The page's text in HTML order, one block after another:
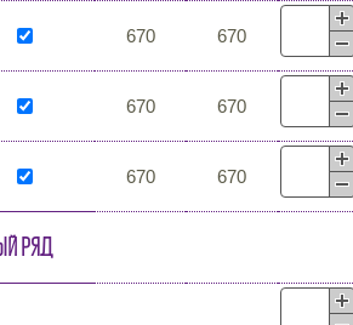
670 670
670 670
670 670
ряд